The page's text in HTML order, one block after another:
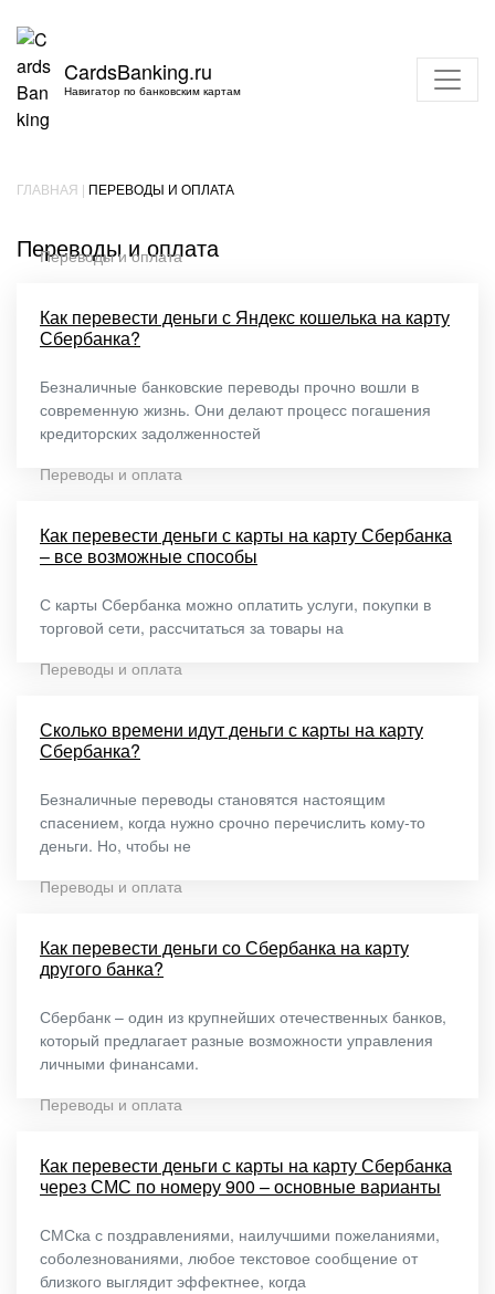
CardsBanking.ru
Навигатор по банковским картам
ГЛАВНАЯ | ПЕРЕВОДЫ И ОПЛАТА
Переводы и оплата
Переводы и оплата
Как перевести деньги с Яндекс кошелька на карту
Сбербанка?
Безналичные банковские переводы прочно вошли в
современную жизнь. Они делают процесс погашения
кредиторских задолженностей
Переводы и оплата
Как перевести деньги с карты на карту Сбербанка
– все возможные способы
С карты Сбербанка можно оплатить услуги, покупки в
торговой сети, рассчитаться за товары на
Переводы и оплата
Сколько времени идут деньги с карты на карту
Сбербанка?
Безналичные переводы становятся настоящим
спасением, когда нужно срочно перечислить кому-то
деньги. Но, чтобы не
Переводы и оплата
Как перевести деньги со Сбербанка на карту
другого банка?
Сбербанк – один из крупнейших отечественных банков,
который предлагает разные возможности управления
личными финансами.
Переводы и оплата
Как перевести деньги с карты на карту Сбербанка
через СМС по номеру 900 – основные варианты
СМСка с поздравлениями, наилучшими пожеланиями,
соболезнованиями, любое текстовое сообщение от
близкого выглядит эффектнее, когда